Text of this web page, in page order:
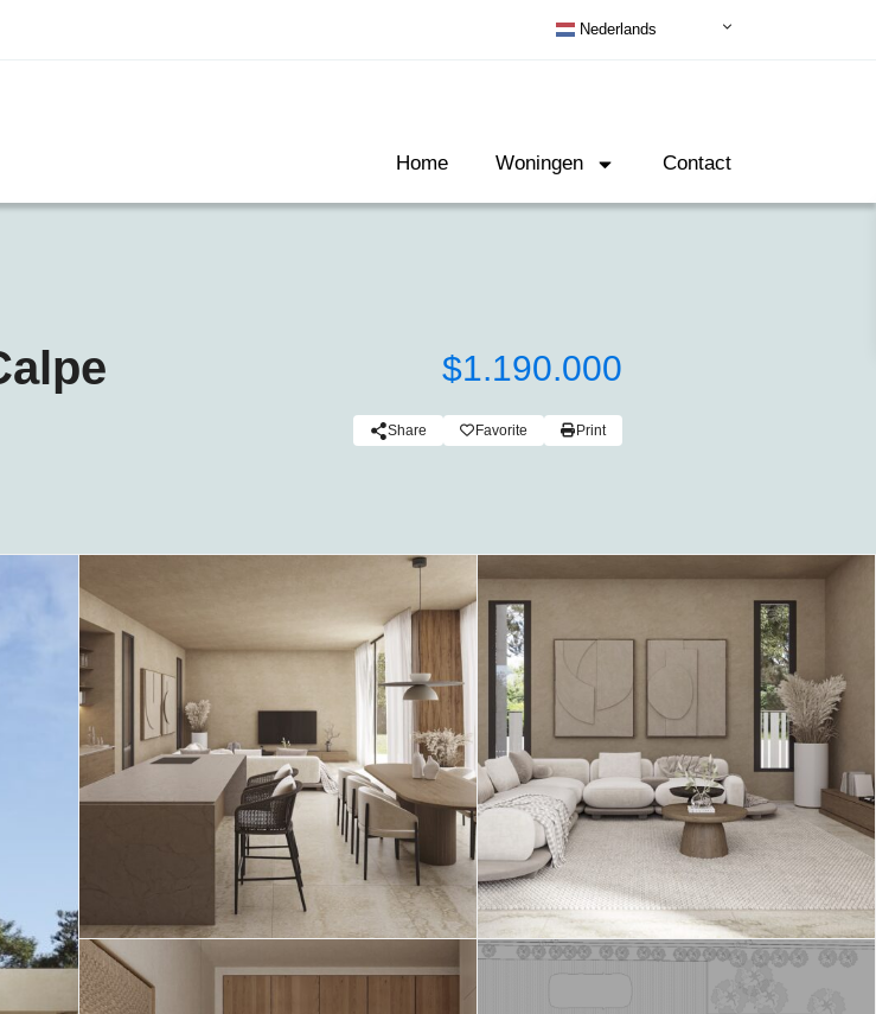
Nederlands
Home Woningen Contact
$1.190.000
Share Favorite Print